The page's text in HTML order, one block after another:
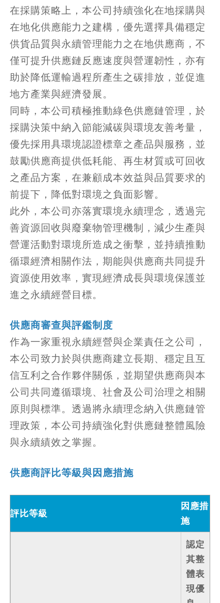
在採購策略上，本公司持續強化在地採購與
在地化供應能力之建構，優先選擇具備穩定
供貨品質與永續管理能力之在地供應商，不
僅可提升供應鏈反應速度與營運韌性，亦有
助於降低運輸過程所產生之碳排放，並促進
地方產業與經濟發展。
同時，本公司積極推動綠色供應鏈管理，於
採購決策中納入節能減碳與環境友善考量，
優先採用具環境認證標章之產品與服務，並
鼓勵供應商提供低耗能、再生材質或可回收
之產品方案，在兼顧成本效益與品質要求的
前提下，降低對環境之負面影響。
此外，本公司亦落實環境永續理念，透過完
善資源回收與廢棄物管理機制，減少生產與
營運活動對環境所造成之衝擊，並持續推動
循環經濟相關作法，期能與供應商共同提升
資源使用效率，實現經濟成長與環境保護並
進之永續經營目標。
供應商審查與評鑑制度
作為一家重視永續經營與企業責任之公司，
本公司致力於與供應商建立長期、穩定且互
信互利之合作夥伴關係，並期望供應商與本
公司共同遵循環境、社會及公司治理之相關
原則與標準。透過將永續理念納入供應鏈管
理政策，本公司持續強化對供應鏈整體風險
與永續績效之掌握。
供應商評比等級與因應措施
評比等級
因應措
施
認定
其整
體表
現優